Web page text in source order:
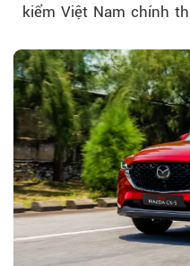
kiểm Việt Nam chính